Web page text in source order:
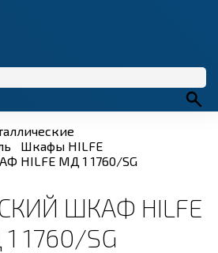
Шкафы HILFE
МД 1 1760/SG
ШКАФ HILFE
1760/SG